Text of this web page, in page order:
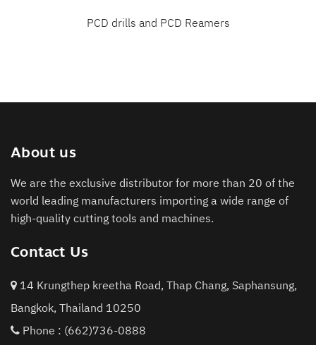
PCD drills and PCD Reamers
About us
We are the exclusive distributor for more than 20 of the
world leading manufacturers importing a wide range of
high-quality cutting tools and machines.
Contact Us
14 Krungthep kreetha Road, Thap Chang, Saphansung,
Bangkok, Thailand 10250
Phone : (662)736-0888